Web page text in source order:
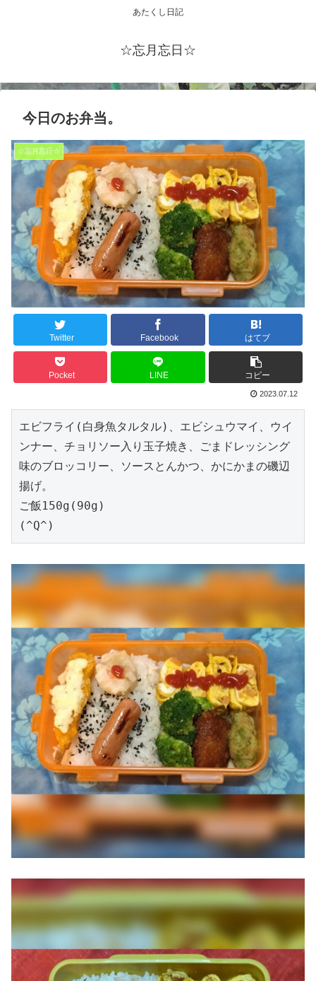
あたくし日記
☆忘月忘日☆
今日のお弁当。
☆忘月忘日☆
Twitter Facebook はてブ
Pocket LINE コピー
2023.07.12
エビフライ(白身魚タルタル)、エビシュウマイ、ウイ
ンナー、チョリソー入り玉子焼き、ごまドレッシング
味のブロッコリー、ソースとんかつ、かにかまの磯辺
揚げ。
ご飯150g(90g)
(^Q^)